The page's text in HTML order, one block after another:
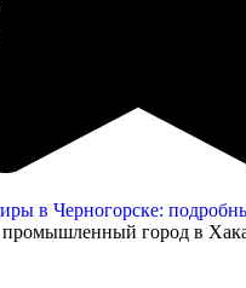
в Черногорске:
город в